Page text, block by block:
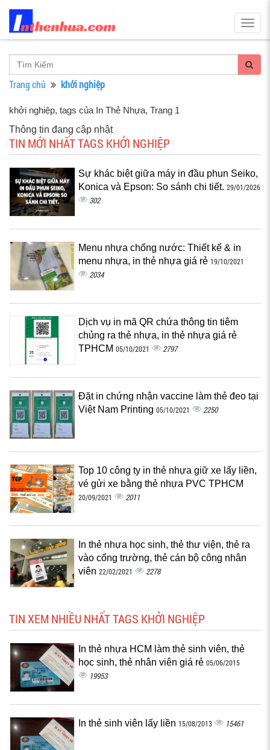
Trang chủ khởi nghiệp
khởi nghiệp, tags của In Thẻ Nhựa, Trang 1
Thông tin đang cập nhật
TIN MỚI NHẤT TAGS KHỞI NGHIỆP
Sự khác biệt giữa máy in đầu phun Seiko,
Konica và Epson: So sánh chi tiết. 29/01/2026
302
Menu nhựa chống nước: Thiết kế & in
menu nhựa, in thẻ nhựa giá rẻ 19/10/2021
2034
Dịch vụ in mã QR chứa thông tin tiêm
chủng ra thẻ nhựa, in thẻ nhựa giá rẻ
TPHCM 05/10/2021 2797
Đặt in chứng nhận vaccine làm thẻ đeo tại
Việt Nam Printing 05/10/2021 2250
Top 10 công ty in thẻ nhựa giữ xe lấy liền,
vé gửi xe bằng thẻ nhựa PVC TPHCM
20/09/2021 2011
In thẻ nhựa học sinh, thẻ thư viện, thẻ ra
vào cổng trường, thẻ cán bộ công nhân
viên 22/02/2021 2278
TIN XEM NHIỀU NHẤT TAGS KHỞI NGHIỆP
In thẻ nhựa HCM làm thẻ sinh viên, thẻ
học sinh, thẻ nhân viên giá rẻ 05/06/2015
19953
In thẻ sinh viên lấy liền 15/08/2013 15461